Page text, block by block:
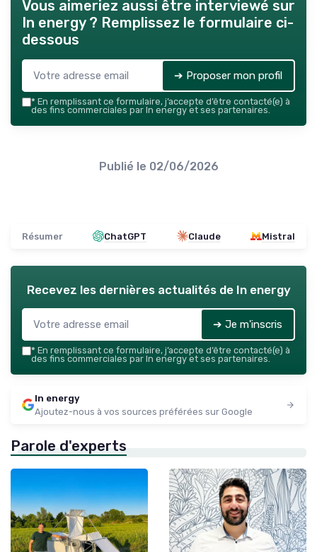
Vous aimeriez aussi être interviewé sur
In energy? Remplissez le formulaire ci-
dessous
➔ Proposer mon profil
* En remplissant ce formulaire, j’accepte d’être contacté(e) à
des fins commerciales par In energy et ses partenaires.
Publié le 02/06/2026
Résumer ChatGPT Claude Mistral
Recevez les dernières actualités de In energy
➔ Je m'inscris
* En remplissant ce formulaire, j’accepte d’être contacté(e) à
des fins commerciales par In energy et ses partenaires.
In energy
Ajoutez-nous à vos sources préférées sur Google
Parole d'experts